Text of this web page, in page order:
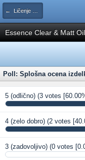
← Ličenje obraza (ocenjevanje)
Essence Clear & Matt
Poll: Splošna ocena
5 (odlično) (3 votes
4 (zelo dobro) (2 votes
3 (zadovoljivo) (0 votes